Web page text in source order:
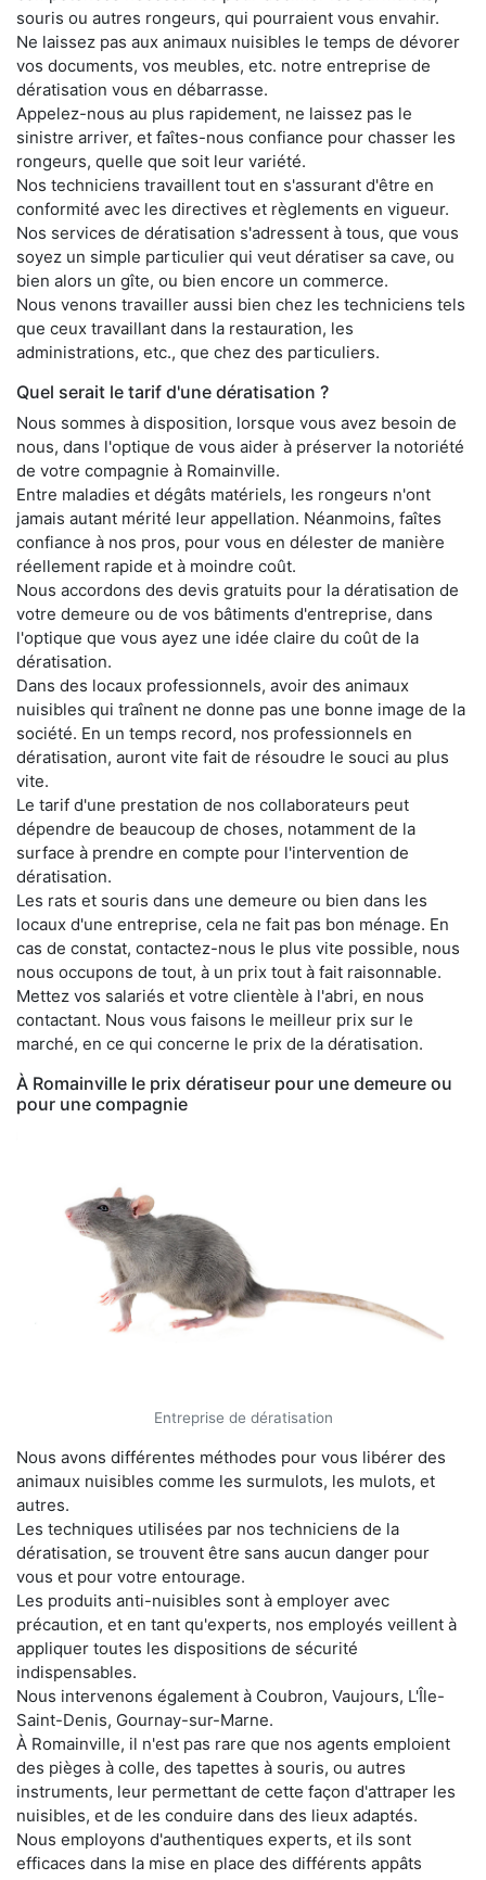
souris ou autres rongeurs, qui pourraient vous envahir.
Ne laissez pas aux animaux nuisibles le temps de dévorer
vos documents, vos meubles, etc. notre entreprise de
dératisation vous en débarrasse.
Appelez-nous au plus rapidement, ne laissez pas le
sinistre arriver, et faîtes-nous confiance pour chasser les
rongeurs, quelle que soit leur variété.
Nos techniciens travaillent tout en s'assurant d'être en
conformité avec les directives et règlements en vigueur.
Nos services de dératisation s'adressent à tous, que vous
soyez un simple particulier qui veut dératiser sa cave, ou
bien alors un gîte, ou bien encore un commerce.
Nous venons travailler aussi bien chez les techniciens tels
que ceux travaillant dans la restauration, les
administrations, etc., que chez des particuliers.
Quel serait le tarif d'une dératisation ?
Nous sommes à disposition, lorsque vous avez besoin de
nous, dans l'optique de vous aider à préserver la notoriété
de votre compagnie à Romainville.
Entre maladies et dégâts matériels, les rongeurs n'ont
jamais autant mérité leur appellation. Néanmoins, faîtes
confiance à nos pros, pour vous en délester de manière
réellement rapide et à moindre coût.
Nous accordons des devis gratuits pour la dératisation de
votre demeure ou de vos bâtiments d'entreprise, dans
l'optique que vous ayez une idée claire du coût de la
dératisation.
Dans des locaux professionnels, avoir des animaux
nuisibles qui traînent ne donne pas une bonne image de la
société. En un temps record, nos professionnels en
dératisation, auront vite fait de résoudre le souci au plus
vite.
Le tarif d'une prestation de nos collaborateurs peut
dépendre de beaucoup de choses, notamment de la
surface à prendre en compte pour l'intervention de
dératisation.
Les rats et souris dans une demeure ou bien dans les
locaux d'une entreprise, cela ne fait pas bon ménage. En
cas de constat, contactez-nous le plus vite possible, nous
nous occupons de tout, à un prix tout à fait raisonnable.
Mettez vos salariés et votre clientèle à l'abri, en nous
contactant. Nous vous faisons le meilleur prix sur le
marché, en ce qui concerne le prix de la dératisation.
À Romainville le prix dératiseur pour une demeure ou
pour une compagnie
Entreprise de dératisation
Nous avons différentes méthodes pour vous libérer des
animaux nuisibles comme les surmulots, les mulots, et
autres.
Les techniques utilisées par nos techniciens de la
dératisation, se trouvent être sans aucun danger pour
vous et pour votre entourage.
Les produits anti-nuisibles sont à employer avec
précaution, et en tant qu'experts, nos employés veillent à
appliquer toutes les dispositions de sécurité
indispensables.
Nous intervenons également à Coubron, Vaujours, L'Île-
Saint-Denis, Gournay-sur-Marne.
À Romainville, il n'est pas rare que nos agents emploient
des pièges à colle, des tapettes à souris, ou autres
instruments, leur permettant de cette façon d'attraper les
nuisibles, et de les conduire dans des lieux adaptés.
Nous employons d'authentiques experts, et ils sont
efficaces dans la mise en place des différents appâts